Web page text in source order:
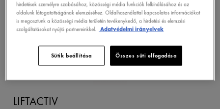
LIFTACTIV
hirdetések személyre szabásához, közösségi média funkciók felkínálásához és az
oldalunk látogatottságának elemzéséhez. Oldalhasználattal kapcsolatos információkat
is megosztunk a közösségi média területén tevékenykedő, a hirdetési és elemzési
szolgáltatásokat nyújtó partnereinkkel.
Adatvédelmi irányelvek
Sütik beállítása Összes süti elfogadása